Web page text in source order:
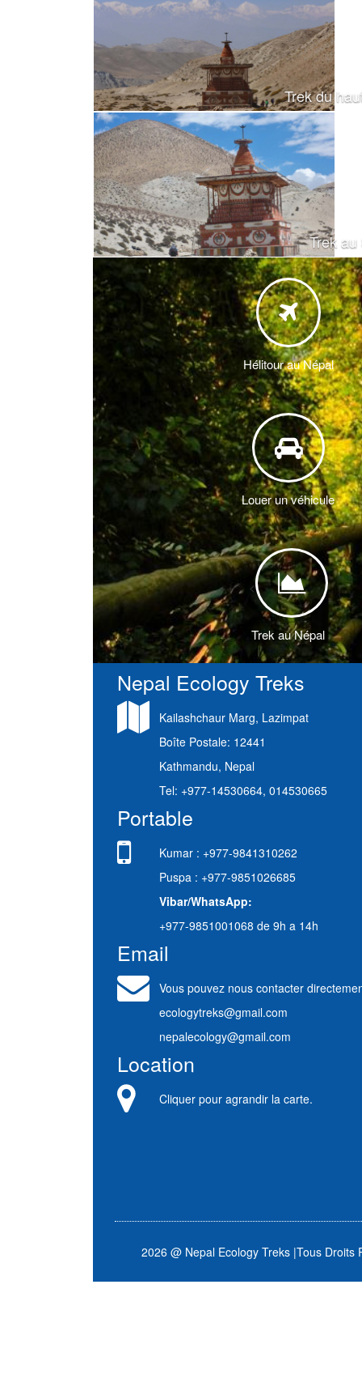
Trek du
Trek
Hélitour au Népal
Louer un véhicule
<
Trek au Népal
Nepal Ecology Treks
Kailashchaur Marg, Lazimpat
Boîte Postale: 12441
Kathmandu, Nepal
Tel: +977-14530664, 014530665
Portable
Kumar : +977-9841310262
Puspa : +977-9851026685
Vibar/WhatsApp:
+977-9851001068 de 9h a 14h
Email
Vous pouvez nous contacter
ecologytreks@gmail.com
nepalecology@gmail.com
Location
Cliquer pour agrandir la carte.
2026 @ Nepal Ecology Treks |Tous Droits